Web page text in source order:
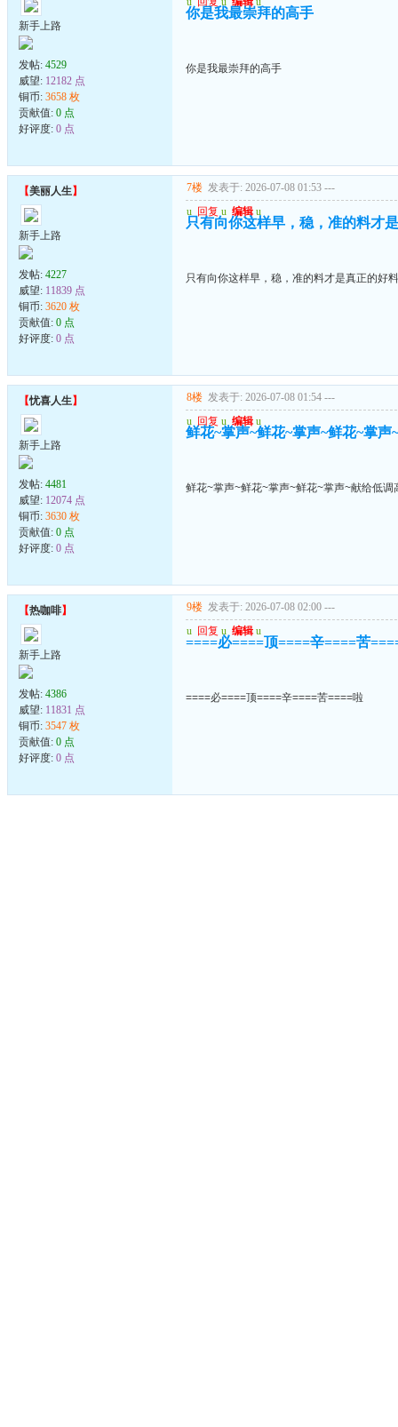
新手上路
发帖: 4529
威望: 12182 点
铜币: 3658 枚
贡献值: 0 点
好评度: 0 点
你是我最崇拜的高手
你是我最崇拜的高手
【美丽人生】
新手上路
发帖: 4227
威望: 11839 点
铜币: 3620 枚
贡献值: 0 点
好评度: 0 点
7楼 发表于: 2026-07-08 01:53 ---
u 回复 u 编辑 u
只有向你这样早，稳，准的料才
只有向你这样早，稳，准的料才是真正的好料
【忧喜人生】
新手上路
发帖: 4481
威望: 12074 点
铜币: 3630 枚
贡献值: 0 点
好评度: 0 点
8楼 发表于: 2026-07-08 01:54 ---
u 回复 u 编辑 u
鲜花~掌声~鲜花~掌声~鲜花~掌声
鲜花~掌声~鲜花~掌声~鲜花~掌声~献给低调
【热咖啡】
新手上路
发帖: 4386
威望: 11831 点
铜币: 3547 枚
贡献值: 0 点
好评度: 0 点
9楼 发表于: 2026-07-08 02:00 ---
u 回复 u 编辑 u
====必====顶====辛====苦
====必====顶====辛====苦====啦